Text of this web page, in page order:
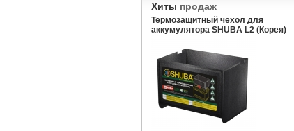
Хиты продаж
Термозащитный чехол для
аккумулятора SHUBA L2 (Корея)